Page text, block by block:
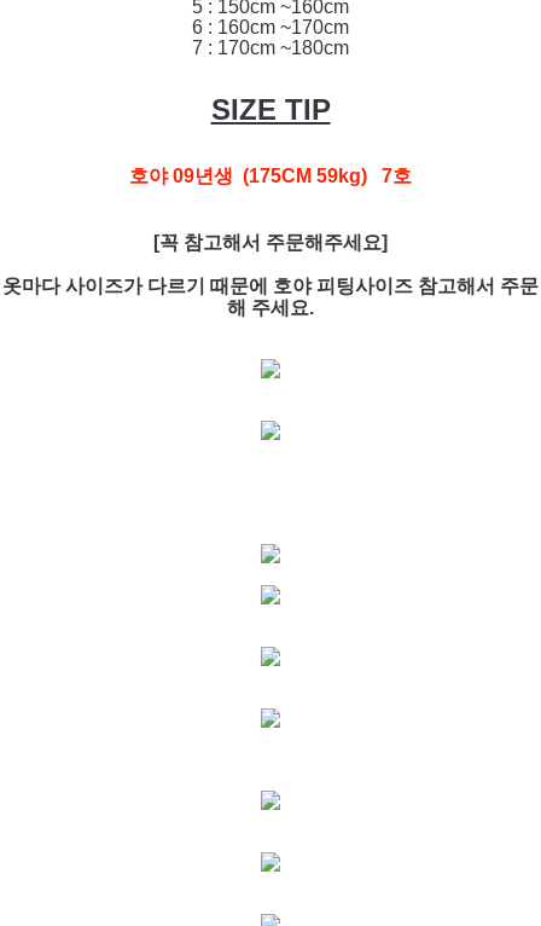
5 : 150cm ~160cm
6 : 160cm ~170cm
7 : 170cm ~180cm
SIZE TIP
호야 09년생 (175CM 59kg) 7호
[꼭 참고해서 주문해주세요]
옷마다 사이즈가 다르기 때문에 호야 피팅사이즈 참고해서 주문
해 주세요.